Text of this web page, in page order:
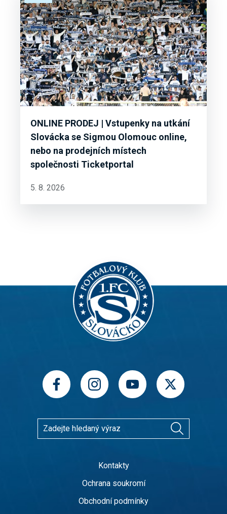
ONLINE PRODEJ | Vstupenky na utkání
Slovácka se Sigmou Olomouc online,
nebo na prodejních místech
společnosti Ticketportal
5. 8. 2026
Kontakty
Ochrana soukromí
Obchodní podmínky